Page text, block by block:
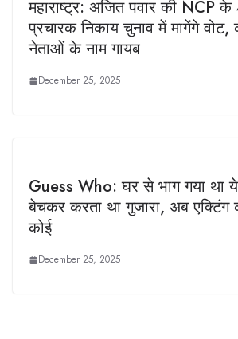
महाराष्ट्र: अजित पवार की NCP
प्रचारक निकाय चुनाव में मागेंगे
नेताओं के नाम गायब
December 25, 2025
Guess Who: घर से भाग गया था
बेचकर करता था गुजारा, अब
कोई
December 25, 2025